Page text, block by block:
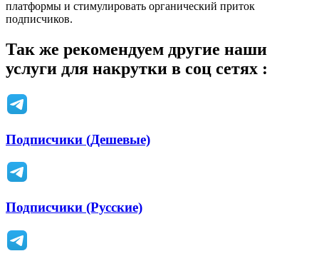
платформы и стимулировать органический приток
подписчиков.
Так же рекомендуем другие наши
услуги для накрутки в соц сетях :
Подписчики (Дешевые)
Подписчики (Русские)